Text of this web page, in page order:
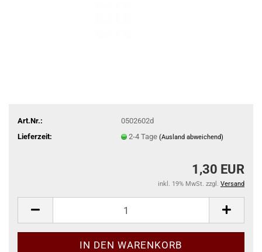
Art.Nr.:
0502602d
Lieferzeit:
2-4 Tage (Ausland abweichend)
1,30 EUR
inkl. 19% MwSt. zzgl. Versand